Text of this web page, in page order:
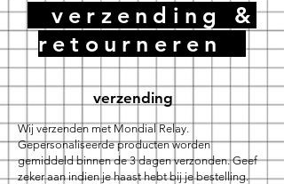
verzending &
retourneren
verzending
Wij verzenden met Mondial Relay.
Gepersonaliseerde producten worden
gemiddeld binnen de 3 dagen verzonden. Geef
zeker aan indien je haast hebt bij je bestelling.